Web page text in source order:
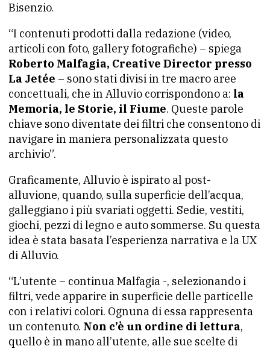
Bisenzio.
“I contenuti prodotti dalla redazione (video,
articoli con foto, gallery fotografiche) – spiega
Roberto Malfagia, Creative Director presso
La Jetée – sono stati divisi in tre macro aree
concettuali, che in Alluvio corrispondono a: la
Memoria, le Storie, il Fiume. Queste parole
chiave sono diventate dei filtri che consentono di
navigare in maniera personalizzata questo
archivio”.
Graficamente, Alluvio è ispirato al post-
alluvione, quando, sulla superficie dell’acqua,
galleggiano i più svariati oggetti. Sedie, vestiti,
giochi, pezzi di legno e auto sommerse. Su questa
idea è stata basata l’esperienza narrativa e la UX
di Alluvio.
“L’utente – continua Malfagia -, selezionando i
filtri, vede apparire in superficie delle particelle
con i relativi colori. Ognuna di essa rappresenta
un contenuto. Non c’è un ordine di lettura,
quello è in mano all’utente, alle sue scelte di